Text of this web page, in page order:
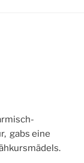
gabs eine